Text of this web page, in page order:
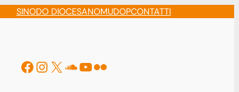
SINODO DIOCESANOMUDOPCONTATTI
Facebook
Instagram
X Soundcloud
YouTube
Flickr